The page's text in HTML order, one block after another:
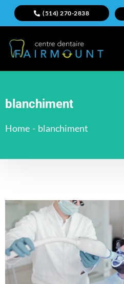
(514) 270-2838
blanchiment
Home - blanchiment